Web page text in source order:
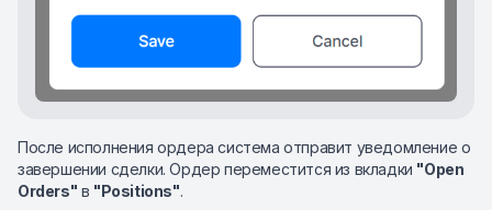
После исполнения ордера система отправит уведомление о
завершении сделки. Ордер переместится из вкладки "Open
Orders" в "Positions".